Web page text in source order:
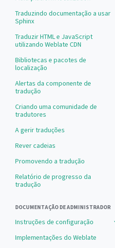
Traduzindo documentação a usar
Sphinx
Traduzir HTML e JavaScript
utilizando Weblate CDN
Bibliotecas e pacotes de
localização
Alertas da componente de
tradução
Criando uma comunidade de
tradutores
A gerir traduções
Rever cadeias
Promovendo a tradução
Relatório de progresso da
tradução
DOCUMENTAÇÃO DE ADMINISTRADOR
Instruções de configuração
Implementações do Weblate